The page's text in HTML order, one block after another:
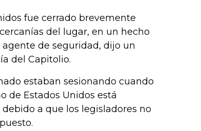
fue cerrado brevemente
del lugar, en un hecho
de seguridad, dijo un
del Capitolio.
estaban sesionando cuando
de Estados Unidos está
a que los legisladores no